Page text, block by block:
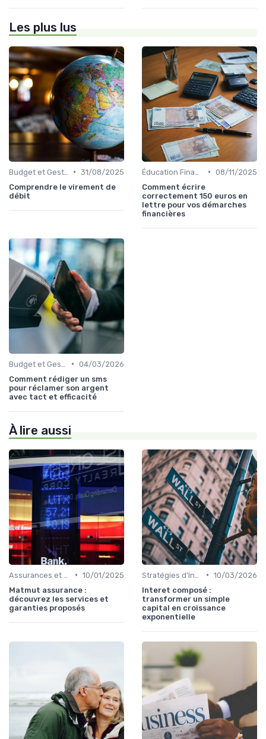
Les plus lus
• 31/08/2025
Comprendre le virement de
débit
• 08/11/2025
Comment écrire
correctement 150 euros en
lettre pour vos démarches
financières
• 04/03/2026
Comment rédiger un sms
pour réclamer son argent
avec tact et efficacité
À lire aussi
• 10/01/2025
Matmut assurance :
découvrez les services et
garanties proposés
• 10/03/2026
Interet composé :
transformer un simple
capital en croissance
exponentielle